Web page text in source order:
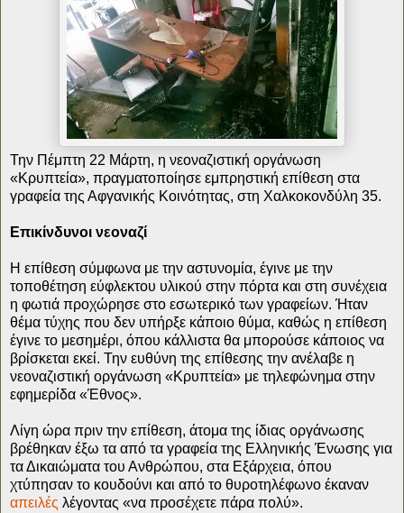
Την Πέμπτη 22 Μάρτη, η νεοναζιστική οργάνωση
«Κρυπτεία», πραγματοποίησε εμπρηστική επίθεση στα
γραφεία της Αφγανικής Κοινότητας, στη Χαλκοκονδύλη 35.
Επικίνδυνοι νεοναζί
Η επίθεση σύμφωνα με την αστυνομία, έγινε με την
τοποθέτηση εύφλεκτου υλικού στην πόρτα και στη συνέχεια
η φωτιά προχώρησε στο εσωτερικό των γραφείων. Ήταν
θέμα τύχης που δεν υπήρξε κάποιο θύμα, καθώς η επίθεση
έγινε το μεσημέρι, όπου κάλλιστα θα μπορούσε κάποιος να
βρίσκεται εκεί. Την ευθύνη της επίθεσης την ανέλαβε η
νεοναζιστική οργάνωση «Κρυπτεία» με τηλεφώνημα στην
εφημερίδα «Έθνος».
Λίγη ώρα πριν την επίθεση, άτομα της ίδιας οργάνωσης
βρέθηκαν έξω τα από τα γραφεία της Ελληνικής Ένωσης για
τα Δικαιώματα του Ανθρώπου, στα Εξάρχεια, όπου
χτύπησαν το κουδούνι και από το θυροτηλέφωνο έκαναν
απειλές λέγοντας «να προσέχετε πάρα πολύ».